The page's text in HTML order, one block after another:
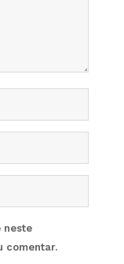
neste
comentar.